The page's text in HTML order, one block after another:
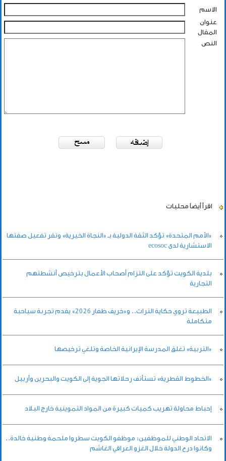
الاسم
عنوان
المقال
النص
اقرأ أيضاً محليات
«الأمم المتحدة» تؤكد الثقة الدولية بـ «النجاة الخيرية» وتقر تفعيل صفتها
الاستشارية لدى ecosoc
بلدية الكويت تؤكد على التزام أصحاب الأعمال بترخيص أنشطتهم
التجارية
الطبيعة تروي حكاية التراث.. و«خريف ظفار 2026» يقدم تجربة سياحية
متكاملة
«التربية» تغلق المدرسة الإيرانية الخاصة وتلغي ترخيصها
«الخطوط القطرية» تستأنف رحلاتها الجوية إلى الكويت والبحرين وأربيل
إحباط محاولة تهريب كميات كبيرة من المواد التموينية خارج البلاد
الاتحاد الوطني للموظفين: موظفو الكويت سطروا ملحمة وطنية خالدة..
وكانوا درع الدولة خلال الغزو العراقي الغاشم